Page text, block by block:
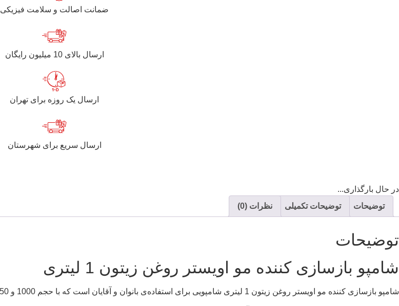
ضمانت اصالت و سلامت فیزیکی
ارسال بالای 10 میلیون رایگان
ارسال یک روزه برای تهران
ارسال سریع برای شهرستان
در حال بارگذاری...
توضیحات
توضیحات تکمیلی نظرات (0)
توضیحات
شامپو بازسازی کننده مو اویستر روغن زیتون 1 لیتری
شامپو بازسازی کننده مو اویستر روغن زیتون 1 لیتری شامپویی برای استفاده‌ی بانوان و آقایان است که با حجم 1000 و 250 میلی در فروشگاه میکاپ 110 موجود است.